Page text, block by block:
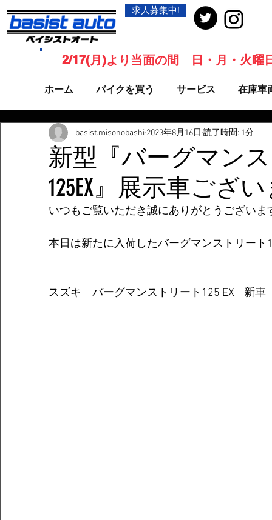
求人募集中!
ホーム バイクを買う サービス 在庫車
2/17(月)より当面の間 日・月・火曜
新型『バーグマン
125EX』展示車ござ
basist.misonobashi 2023年8月16日 読了時間: 1分
いつもご覧いただき誠にありがとうございま
本日は新たに入荷したバーグマンストリート
スズキ　バーグマンストリート125 EX    新車